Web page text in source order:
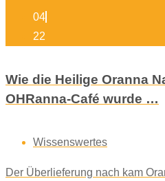
04
22
Wie die Heilige Oranna
OHRanna-Café wurde …
Wissenswertes
Der Überlieferung nach kam